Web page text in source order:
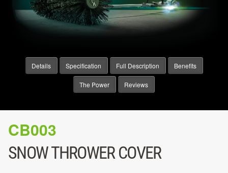
Details Specification Full Description Benefits
The Power Reviews
CB003
SNOW THROWER COVER